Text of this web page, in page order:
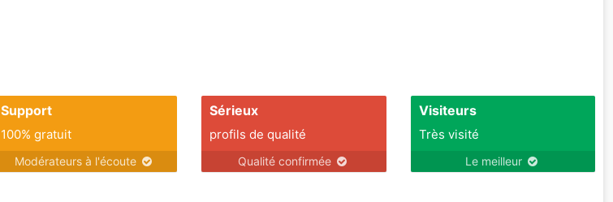
Support
100% gratuit
Modérateurs à l'écoute
Sérieux
profils de qualité
Qualité confirmée
Visiteurs
Très visité
Le meilleur